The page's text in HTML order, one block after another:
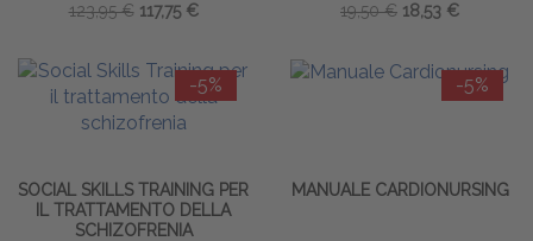
123,95 € 117,75 € 19,50 € 18,53 €
-5%
SOCIAL SKILLS TRAINING PER
IL TRATTAMENTO DELLA
SCHIZOFRENIA
-5%
MANUALE CARDIONURSING